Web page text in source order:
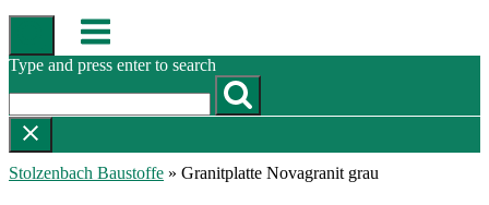
Skip
content
Menu
Type and press enter to search
Stolzenbach Baustoffe » Granitplatte Novagranit grau